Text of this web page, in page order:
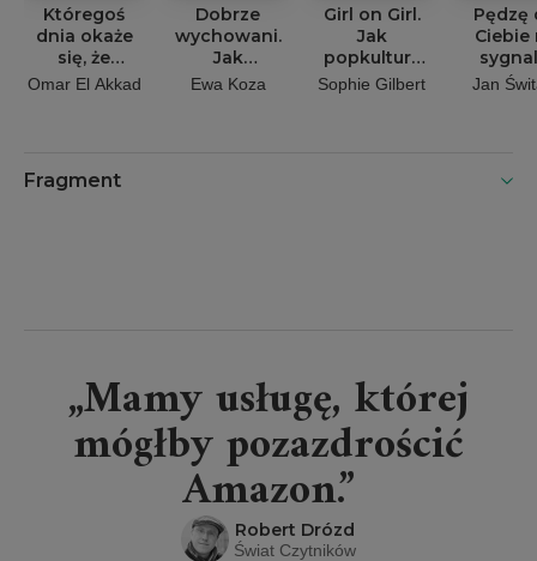
Któregoś
dnia okaże
się, że
wszyscy od
Omar El Akkad
Dobrze
wychowani.
Jak
wytresowano
Ewa Koza
Girl on Girl.
Jak
popkultura
zwróciła
kobiety
Sophie Gilbert
Pędzę
Ciebie
Polska
Jan
Fragment
„Mamy usługę, której
mógłby pozazdrościć
Amazon.”
Robert Drózd
Świat Czytników